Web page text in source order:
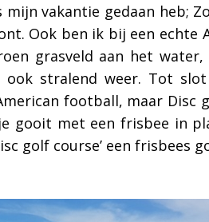
vakantie gedaan heb;
Ook ben ik bij een echte
grasveld aan het
stralend weer. Tot
football, maar
gooit met een frisbee in
golf course’ een frisbees